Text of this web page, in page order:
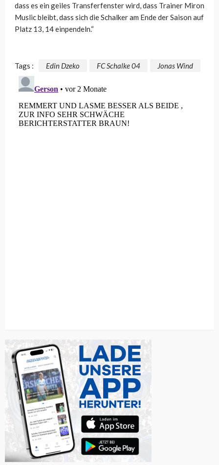
dass es ein geiles Transferfenster wird, dass Trainer Miron
Muslic bleibt, dass sich die Schalker am Ende der Saison auf
Platz 13, 14 einpendeln.“
Tags : Edin Dzeko FC Schalke 04 Jonas Wind